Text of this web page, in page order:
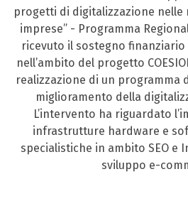
progetti di digitalizzazione nelle
imprese” - Programma
ricevuto il sostegno finanziario
nell’ambito del progetto
realizzazione di un programma
miglioramento della
L’intervento ha riguardato
infrastrutture hardware e
specialistiche in ambito SEO e
sviluppo e-